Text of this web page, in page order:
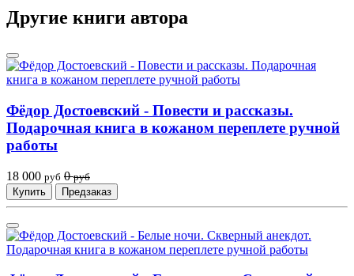
Другие книги автора
Фёдор Достоевский - Повести и рассказы.
Подарочная книга в кожаном переплете ручной
работы
18 000 руб 0 руб
Купить
Предзаказ